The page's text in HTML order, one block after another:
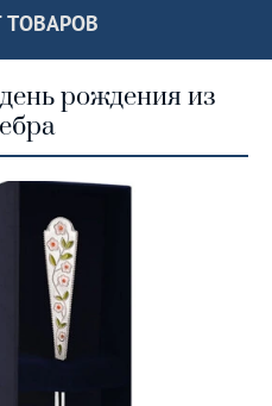
ТОВАРОВ
рождения из